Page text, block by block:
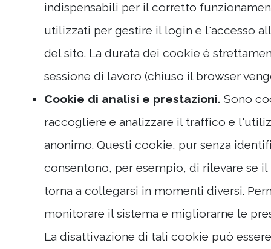
indispensabili per il corretto
utilizzati per gestire il login e l'accesso
del sito. La durata dei cookie è
sessione di lavoro (chiuso il browser
Cookie di analisi e prestazioni. Sono
raccogliere e analizzare il traffico e
anonimo. Questi cookie, pur senza
consentono, per esempio, di rilevare se
torna a collegarsi in momenti diversi.
monitorare il sistema e migliorarne le
La disattivazione di tali cookie può